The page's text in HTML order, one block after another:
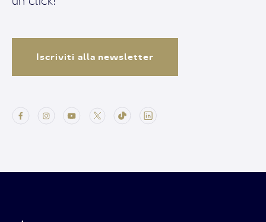
Iscriviti alla newsletter